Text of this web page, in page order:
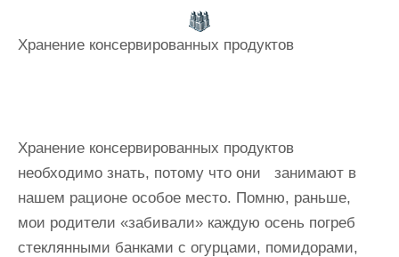
Хранение консервированных продуктов
Хранение консервированных продуктов
необходимо знать, потому что они
занимают в
нашем рационе особое место. Помню, раньше,
мои родители «забивали» каждую осень погреб
стеклянными банками с огурцами, помидорами,